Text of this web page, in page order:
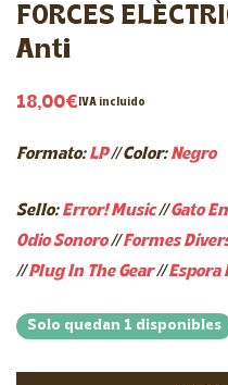
FORCES
Anti
18,00€IVA incluido
Formato:LP// Color:Negro
Sello:Error! Music//Gato
Odio Sonoro//Formes
//Plug In The Gear//Espora
Solo quedan 1 disponibles